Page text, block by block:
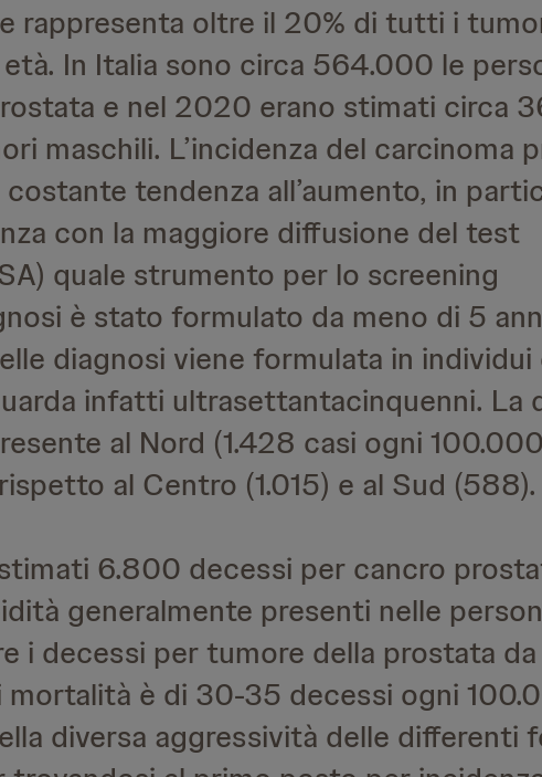
rappresenta oltre il 20% di tutti i
In Italia sono circa 564.000 le
e nel 2020 erano stimati circa
maschili. L’incidenza del carcinoma
tendenza all’aumento, in
con la maggiore diffusione del test
quale strumento per lo screening
è stato formulato da meno di 5
diagnosi viene formulata in individui
infatti ultrasettantacinquenni. La
al Nord (1.428 casi ogni
al Centro (1.015) e al Sud (588).
6.800 decessi per cancro
generalmente presenti nelle
i decessi per tumore della prostata
è di 30-35 decessi ogni
diversa aggressività delle differenti